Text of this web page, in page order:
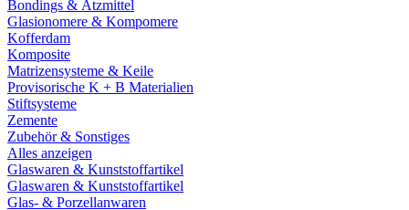
Bondings & Ätzmittel
Glasionomere & Kompomere
Kofferdam
Komposite
Matrizensysteme & Keile
Provisorische K + B Materialien
Stiftsysteme
Zemente
Zubehör & Sonstiges
Alles anzeigen
Glaswaren & Kunststoffartikel
Glaswaren & Kunststoffartikel
Glas- & Porzellanwaren